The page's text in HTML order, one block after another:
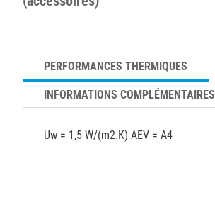
PERFORMANCES THERMIQUES
INFORMATIONS COMPLÉMENTAIRES
Uw = 1,5 W/(m2.K) AEV = A4